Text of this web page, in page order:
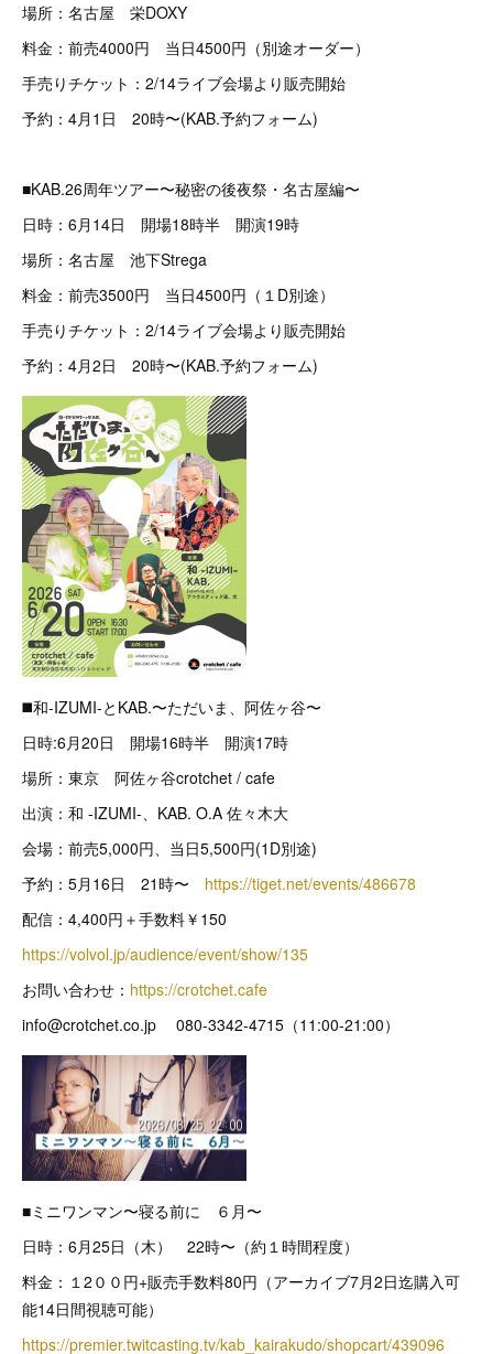
場所：名古屋 栄DOXY
料金：前売4000円 当日4500円（別途オーダー）
手売りチケット：2/14ライブ会場より販売開始
予約：4月1日 20時〜(KAB.予約フォーム)
■KAB.26周年ツアー〜秘密の後夜祭・名古屋編〜
日時：6月14日 開場18時半 開演19時
場所：名古屋 池下Strega
料金：前売3500円 当日4500円（１D別途）
手売りチケット：2/14ライブ会場より販売開始
予約：4月2日 20時〜(KAB.予約フォーム)
◼️和-IZUMI-とKAB.〜ただいま、阿佐ヶ谷〜
日時:6月20日 開場16時半 開演17時
場所：東京 阿佐ヶ谷crotchet / cafe
出演：和 -IZUMI-、KAB. O.A 佐々木大
会場：前売5,000円、当日5,500円(1D別途)
予約：5月16日 21時〜 https://tiget.net/events/486678
配信：4,400円＋手数料￥150
https://volvol.jp/audience/event/show/135
お問い合わせ： https://crotchet.cafe
info@crotchet.co.jp 080-3342-4715（11:00-21:00）
■ミニワンマン〜寝る前に ６月〜
日時：6月25日（木） 22時〜（約１時間程度）
料金：１2００円+販売手数料80円（アーカイブ7月2日迄購入可
能14日間視聴可能）
https://premier.twitcasting.tv/kab_kairakudo/shopcart/439096